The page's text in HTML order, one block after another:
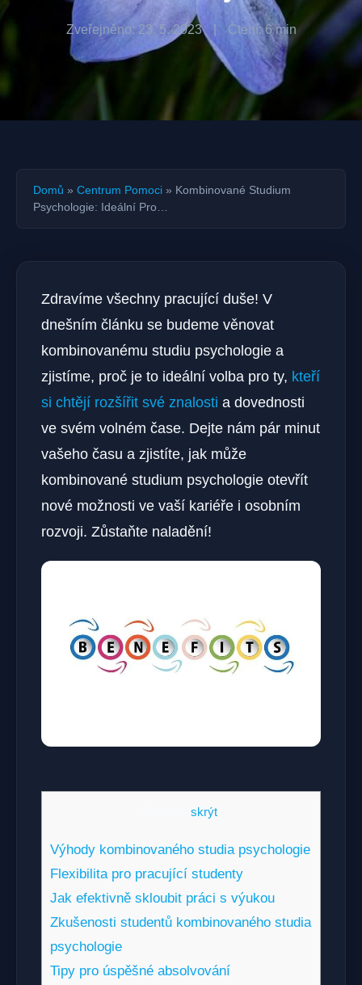
Zveřejněno: 23. 5. 2023 Čtení: 6 min
Domů » Centrum Pomoci » Kombinované Studium
Psychologie: Ideální Pro…
Zdravíme všechny pracující duše! V
dnešním článku se budeme věnovat
kombinovanému studiu psychologie a
zjistíme, proč je to ideální volba pro ty, kteří
si chtějí rozšířit své znalosti a dovednosti
ve svém volném čase. Dejte nám pár minut
vašeho času a zjistíte, jak může
kombinované studium psychologie otevřít
nové možnosti ve vaší kariéře i osobním
rozvoji. Zůstaňte naladění!
skrýt]
Výhody kombinovaného studia psychologie
Flexibilita pro pracující studenty
Jak efektivně skloubit práci s výukou
Zkušenosti studentů kombinovaného studia
psychologie
Tipy pro úspěšné absolvování